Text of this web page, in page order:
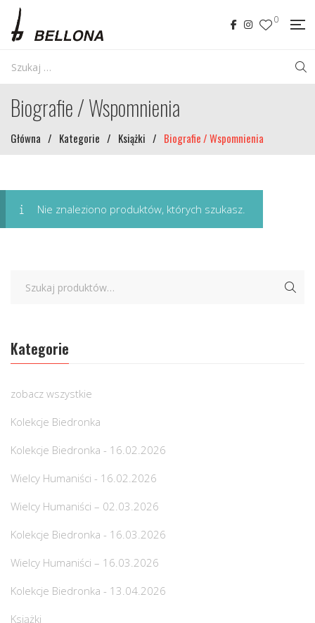
0
Biografie / Wspomnienia
Główna / Kategorie / Książki / Biografie / Wspomnienia
Nie znaleziono produktów, których szukasz.
Kategorie
zobacz wszystkie
Kolekcje Biedronka
Kolekcje Biedronka - 16.02.2026
Wielcy Humaniści - 16.02.2026
Wielcy Humaniści – 02.03.2026
Kolekcje Biedronka - 16.03.2026
Wielcy Humaniści – 16.03.2026
Kolekcje Biedronka - 13.04.2026
Książki